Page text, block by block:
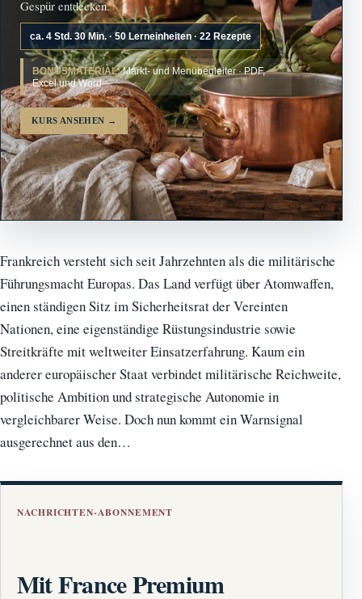
Gespür entdecken.
ca. 4 Std. 30 Min. · 50 Lerneinheiten · 22 Rezepte
BONUSMATERIAL:Markt- und Menübegleiter · PDF,
Excel und Word
KURS ANSEHEN →
Frankreich versteht sich seit Jahrzehnten als die militärische
Führungsmacht Europas. Das Land verfügt über Atomwaffen,
einen ständigen Sitz im Sicherheitsrat der Vereinten
Nationen, eine eigenständige Rüstungsindustrie sowie
Streitkräfte mit weltweiter Einsatzerfahrung. Kaum ein
anderer europäischer Staat verbindet militärische Reichweite,
politische Ambition und strategische Autonomie in
vergleichbarer Weise. Doch nun kommt ein Warnsignal
ausgerechnet aus den…
NACHRICHTEN-ABONNEMENT
Mit France Premium